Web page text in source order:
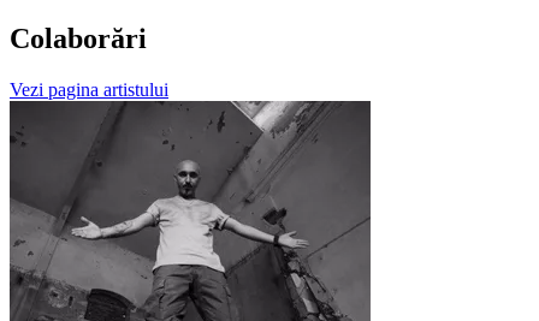
Colaborări
Vezi pagina artistului